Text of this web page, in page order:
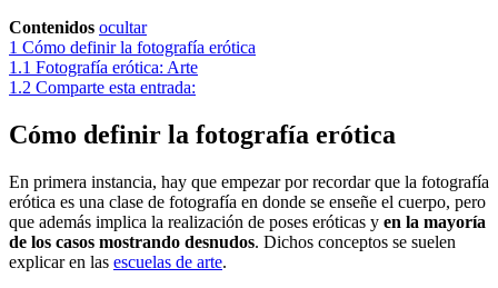
Contenidos ocultar
1 Cómo definir la fotografía erótica
1.1 Fotografía erótica: Arte
1.2 Comparte esta entrada:
Cómo definir la fotografía erótica
En primera instancia, hay que empezar por recordar que la fotografía
erótica es una clase de fotografía en donde se enseñe el cuerpo, pero
que además implica la realización de poses eróticas y en la mayoría
de los casos mostrando desnudos. Dichos conceptos se suelen
explicar en las escuelas de arte.